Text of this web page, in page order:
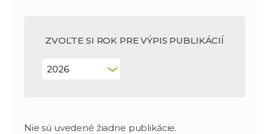
ZVOĽTE SI ROK PRE VÝPIS PUBLIKÁCIÍ
Nie sú uvedené žiadne publikácie.